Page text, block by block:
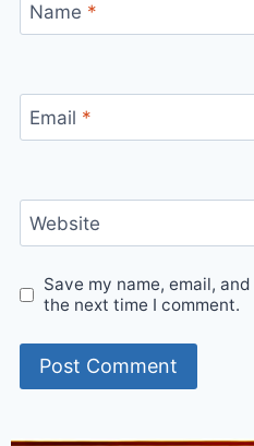
Name *
Email *
Website
Save my name, email,
the next time I comment.